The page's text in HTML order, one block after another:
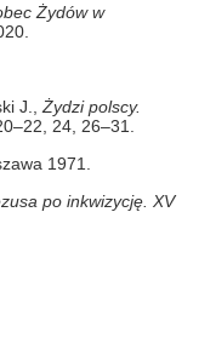
Żydów w
J., Żydzi polscy.
24, 26–31.
1971.
po inkwizycję. XV